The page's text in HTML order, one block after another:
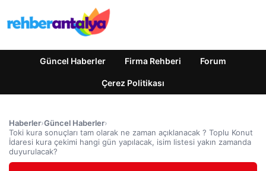
Güncel Haberler Firma Rehberi Forum
Çerez Politikası
Haberler›Güncel Haberler›
Toki kura sonuçları tam olarak ne zaman açıklanacak ? Toplu Konut
İdaresi kura çekimi hangi gün yapılacak, isim listesi yakın zamanda
duyurulacak?